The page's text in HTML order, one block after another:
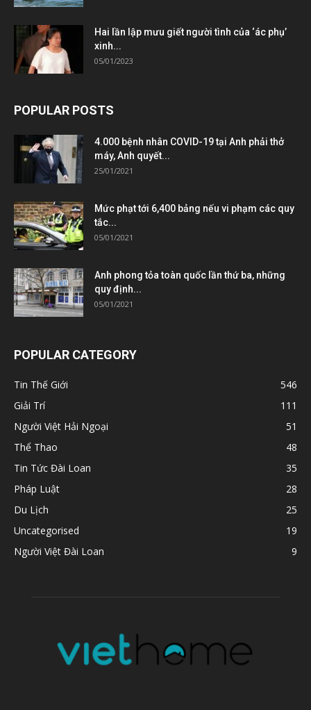
Hai lần lập mưu giết người tình của ‘ác phụ’
xinh...
05/01/2023
POPULAR POSTS
4.000 bệnh nhân COVID-19 tại Anh phải thở
máy, Anh quyết...
25/01/2021
Mức phạt tới 6,400 bảng nếu vi phạm các quy
tắc...
05/01/2021
Anh phong tỏa toàn quốc lần thứ ba, những
quy định...
05/01/2021
POPULAR CATEGORY
Tin Thế Giới
546
Giải Trí
111
Người Việt Hải Ngoại
51
Thể Thao
48
Tin Tức Đài Loan
35
Pháp Luật
28
Du Lịch
25
Uncategorised
19
Người Việt Đài Loan
9